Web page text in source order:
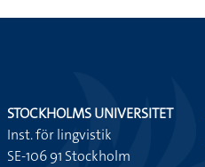
STOCKHOLMS UNIVERSITET
Inst. för lingvistik
SE-106 91 Stockholm